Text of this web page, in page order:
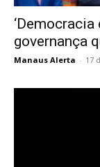
governança
Manaus Alerta - 17